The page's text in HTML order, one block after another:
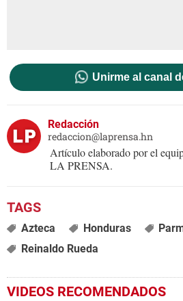
Unirme al canal
Redacción
redaccion@laprensa.hn
Artículo elaborado por el
LA PRENSA.
Azteca Honduras
Reinaldo Rueda
VIDEOS RECOMENDADOS